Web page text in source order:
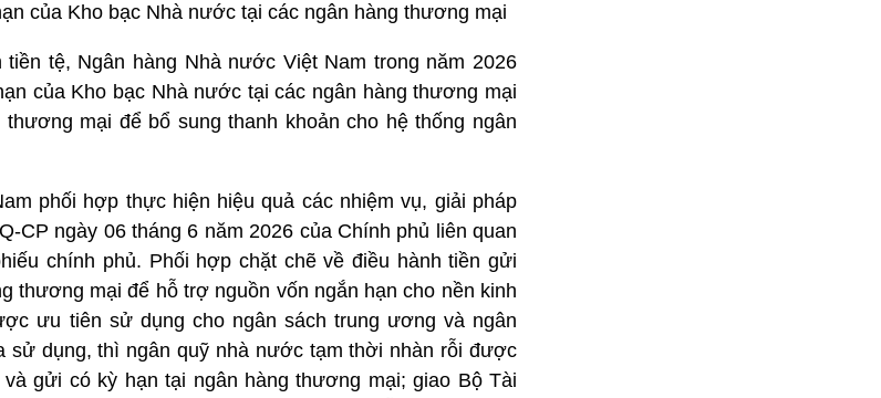
của Kho bạc Nhà nước tại các ngân hàng thương mại
tệ, Ngân hàng Nhà nước Việt Nam trong năm 2026
của Kho bạc Nhà nước tại các ngân hàng thương mại
mại để bổ sung thanh khoản cho hệ thống ngân
phối hợp thực hiện hiệu quả các nhiệm vụ, giải pháp
CP ngày 06 tháng 6 năm 2026 của Chính phủ liên quan
chính phủ. Phối hợp chặt chẽ về điều hành tiền gửi
thương mại để hỗ trợ nguồn vốn ngắn hạn cho nền kinh
ưu tiên sử dụng cho ngân sách trung ương và ngân
dụng, thì ngân quỹ nhà nước tạm thời nhàn rỗi được
gửi có kỳ hạn tại ngân hàng thương mại; giao Bộ Tài